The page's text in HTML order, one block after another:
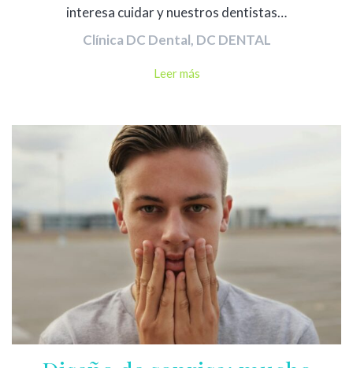
interesa cuidar y nuestros dentistas…
Clínica DC Dental, DC DENTAL
Leer más